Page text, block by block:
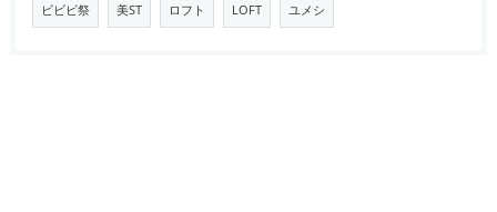
ビビビ祭 美ST ロフト LOFT ユメシ